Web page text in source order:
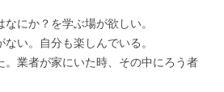
なにか？を学ぶ場が欲しい。
ない。自分も楽しんでいる。
。業者が家にいた時、その中にろう者